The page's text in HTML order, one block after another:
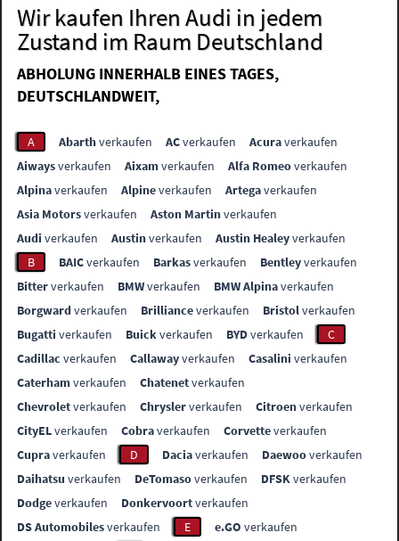
Wir kaufen Ihren Audi in jedem
Zustand im Raum Deutschland
ABHOLUNG INNERHALB EINES TAGES,
DEUTSCHLANDWEIT,
A Abarthverkaufen ACverkaufen Acuraverkaufen
Aiwaysverkaufen Aixamverkaufen Alfa Romeoverkaufen
Alpinaverkaufen Alpineverkaufen Artegaverkaufen
Asia Motorsverkaufen Aston Martinverkaufen
Audi verkaufen Austinverkaufen Austin Healeyverkaufen
B
BAICverkaufen Barkasverkaufen Bentleyverkaufen
Bitterverkaufen BMWverkaufen BMW Alpinaverkaufen
Borgwardverkaufen Brillianceverkaufen Bristolverkaufen
Bugatti verkaufen Buickverkaufen BYDverkaufen
C
Cadillac verkaufen Callawayverkaufen Casalini verkaufen
Caterhamverkaufen Chatenetverkaufen
Chevroletverkaufen Chryslerverkaufen Citroenverkaufen
CityELverkaufen Cobraverkaufen Corvetteverkaufen
Cupraverkaufen D Daciaverkaufen Daewooverkaufen
Daihatsu verkaufen DeTomasoverkaufen DFSKverkaufen
Dodgeverkaufen Donkervoortverkaufen
DS Automobilesverkaufen E e.GO verkaufen